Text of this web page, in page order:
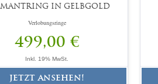
IN GELBGOLD
Verlobungsringe
499,00 €
Inkl. 19% MwSt.
jetzt ansehen!